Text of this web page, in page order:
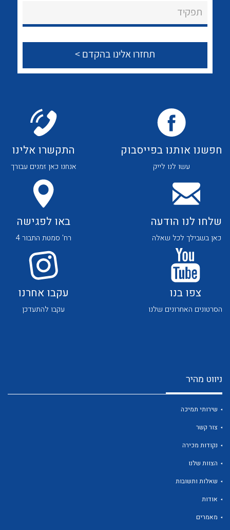
צור קשר
לכל מוצרי היצרן לכל מוצרי היצרן
תפקיד
חפשנו אותנו בפייסבוק
עשו לנו לייק
התקשרו אלינו
אנחנו כאן זמנים עבורך
שלחו לנו הודעה
כאן בשבילך לכל שאלה
באו לפגישה
רח' סמטת התבור 4
צפו בנו
הסרטונים האחרונים שלנו
עקבו אחרנו
עקבו להתעדכן
ניווט מהיר
שירותי תמיכה
צור קשר
נקודות מכירה
הצוות שלנו
שאלות ותשובות
אודות
מאמרים